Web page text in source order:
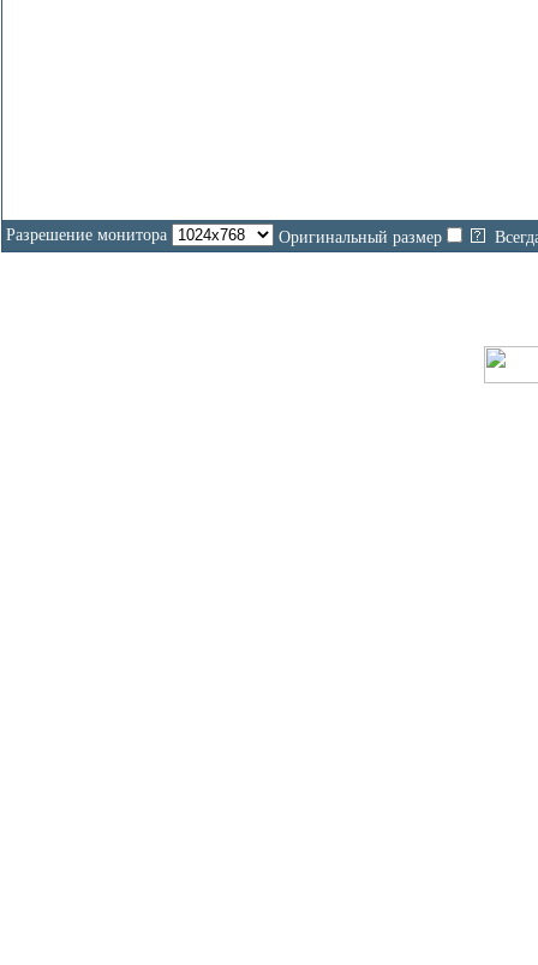
Разрешение монитора Оригинальный размер